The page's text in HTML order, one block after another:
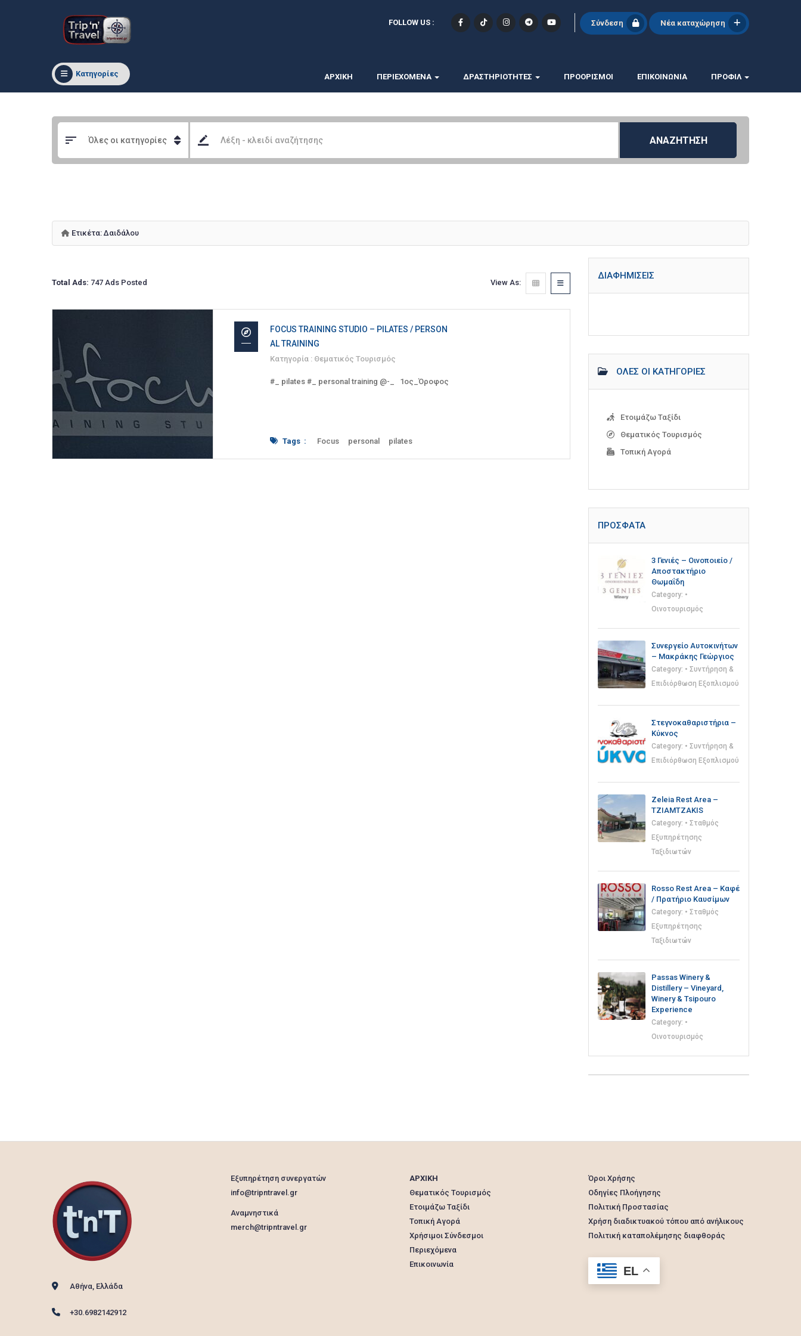
FOLLOW US : Σύνδεση Νέα καταχώρηση
Κατηγορίες ΑΡΧΙΚΗ ΠΕΡΙΕΧΟΜΕΝΑ ΔΡΑΣΤΗΡΙΟΤΗΤΕΣ ΠΡΟΟΡΙΣΜΟΙ ΕΠΙΚΟΙΝΩΝΊΑ ΠΡΟΦΊΛ
ΑΝΑΖΗΤΗΣΗ
Ετικέτα: Δαιδάλου
Total Ads: 747 Ads Posted View As:
FOCUS TRAINING STUDIO – PILATES / PERSON
AL TRAINING
Κατηγορία : Θεματικός Τουρισμός
#_ pilates #_ personal training @-_ 1ος_Όροφος
Tags : Focus personal
pilates
ΔΙΑΦΗΜΊΣΕΙΣ
ΌΛΕΣ ΟΙ ΚΑΤΗΓΟΡΊΕΣ
Ετοιμάζω Ταξίδι
Θεματικός Τουρισμός
Τοπική Αγορά
ΠΡΌΣΦΑΤΑ
3 Γενιές – Οινοποιείο /
Αποστακτήριο
Θωμαΐδη
Category: •
Οινοτουρισμός
Συνεργείο Αυτοκινήτων
– Μακράκης Γεώργιος
Category: • Συντήρηση &
Επιδιόρθωση Εξοπλισμού
Στεγνοκαθαριστήρια –
Κύκνος
Category: • Συντήρηση &
Επιδιόρθωση Εξοπλισμού
Zeleia Rest Area –
TZIAMTZAKIS
Category: • Σταθμός
Εξυπηρέτησης
Ταξιδιωτών
Rosso Rest Area – Καφέ
/ Πρατήριο Καυσίμων
Category: • Σταθμός
Εξυπηρέτησης
Ταξιδιωτών
Passas Winery &
Distillery – Vineyard,
Winery & Tsipouro
Experience
Category: •
Οινοτουρισμός
Αθήνα, Ελλάδα
+30.6982142912
Εξυπηρέτηση συνεργατών
info@tripntravel.gr
Αναμνηστικά
merch@tripntravel.gr
ΑΡΧΙΚΗ
Θεματικός Τουρισμός
Ετοιμάζω Ταξίδι
Τοπική Αγορά
Χρήσιμοι Σύνδεσμοι
Περιεχόμενα
Επικοινωνία
Όροι Χρήσης
Οδηγίες Πλοήγησης
Πολιτική Προστασίας
Χρήση διαδικτυακού τόπου από ανήλικους
Πολιτική καταπολέμησης διαφθοράς
EL